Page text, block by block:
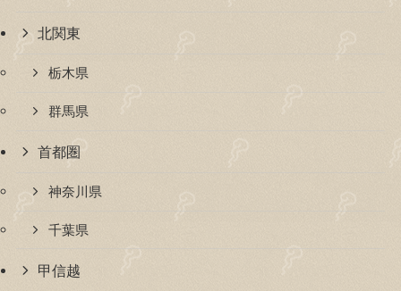
北関東
栃木県
群馬県
首都圏
神奈川県
千葉県
甲信越